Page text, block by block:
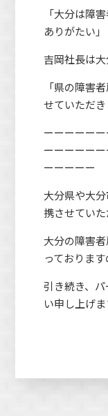
「大分は障
ありがたい
吉岡社長は大
「県の障害
せていただき
ーーーーー
ーーーーー
ーーーーー
大分県や大
携させていた
大分の障害
っておりま
引き続き、
い申し上げま